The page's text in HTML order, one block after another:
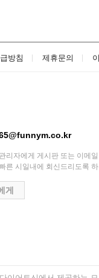
방침 제휴문의
리자에게 게시판 또는 이메
른 시일내에 회신드리도록
게